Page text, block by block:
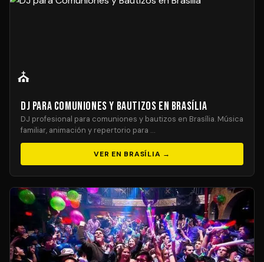
⛪
DJ para Comuniones y Bautizos en Brasília
DJ profesional para comuniones y bautizos en Brasília. Música
familiar, animación y repertorio para …
VER EN BRASÍLIA →